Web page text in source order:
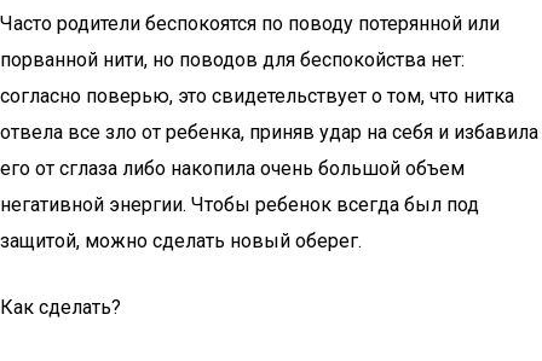
Часто родители беспокоятся по поводу потерянной или
порванной нити, но поводов для беспокойства нет:
согласно поверью, это свидетельствует о том, что нитка
отвела все зло от ребенка, приняв удар на себя и избавила
его от сглаза либо накопила очень большой объем
негативной энергии. Чтобы ребенок всегда был под
защитой, можно сделать новый оберег.
Как сделать?